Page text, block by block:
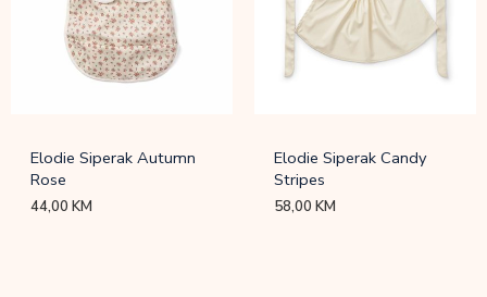
Elodie Siperak Autumn
Rose
44,00KM
Elodie Siperak Candy
Stripes
58,00KM